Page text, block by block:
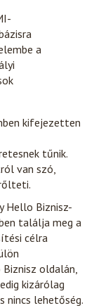
a
kifejezetten
tűnik.
van szó,
Hello Biznisz-
találja meg a
célra
oldalán,
kizárólag
nincs lehetőség.